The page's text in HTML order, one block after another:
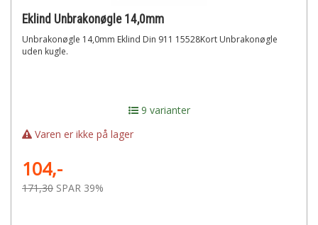
Eklind Unbrakonøgle 14,0mm
Unbrakonøgle 14,0mm Eklind Din 911 15528Kort Unbrakonøgle
uden kugle.
9 varianter
Varen er ikke på lager
104,-
171,30 SPAR 39%